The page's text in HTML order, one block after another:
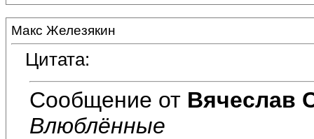
Макс Железякин
Цитата:
Сообщение от Вячеслав
Влюблённые